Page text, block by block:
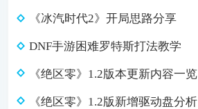
《冰汽时代2》开局思路分享
DNF手游困难罗特斯打法教学
《绝区零》1.2版本更新内容一览
《绝区零》1.2版新增驱动盘分析